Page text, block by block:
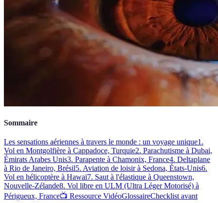
Sommaire
Les sensations aériennes à travers le monde : un voyage unique1.
Vol en Montgolfière à Cappadoce, Turquie2. Parachutisme à Dubai,
Émirats Arabes Unis3. Parapente à Chamonix, France4. Deltaplane
à Rio de Janeiro, Brésil5. Aviation de loisir à Sedona, États-Unis6.
Vol en hélicoptère à Hawaï7. Saut à l'élastique à Queenstown,
Nouvelle-Zélande8. Vol libre en ULM (Ultra Léger Motorisé) à
Périgueux, France📺 Ressource VidéoGlossaireChecklist avant